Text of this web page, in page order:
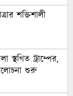
শক্তিশালী
স্থগিত ট্রাম্পের,
শুরু